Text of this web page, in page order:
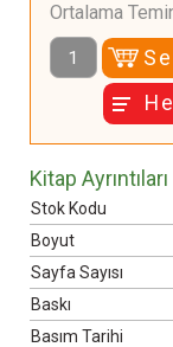
Ortalama
Kitap Ayrıntıları
Stok Kodu
Boyut
Sayfa Sayısı
Baskı
Basım Tarihi